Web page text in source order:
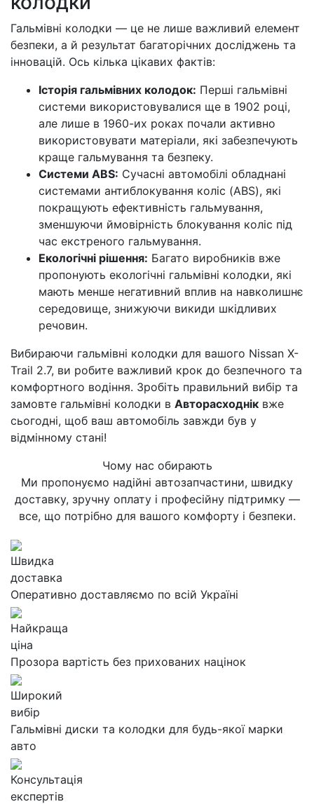
Гальмівні колодки — це не лише важливий елемент
безпеки, а й результат багаторічних досліджень та
інновацій. Ось кілька цікавих фактів:
Історія гальмівних колодок: Перші гальмівні
системи використовувалися ще в 1902 році,
але лише в 1960-их роках почали активно
використовувати матеріали, які забезпечують
краще гальмування та безпеку.
Системи ABS: Сучасні автомобілі обладнані
системами антиблокування коліс (ABS), які
покращують ефективність гальмування,
зменшуючи ймовірність блокування коліс під
час екстреного гальмування.
Екологічні рішення: Багато виробників вже
пропонують екологічні гальмівні колодки, які
мають менше негативний вплив на навколишнє
середовище, знижуючи викиди шкідливих
речовин.
Вибираючи гальмівні колодки для вашого Nissan X-
Trail 2.7, ви робите важливий крок до безпечного та
комфортного водіння. Зробіть правильний вибір та
замовте гальмівні колодки в Авторасходнік вже
сьогодні, щоб ваш автомобіль завжди був у
відмінному стані!
Чому нас обирають
Ми пропонуємо надійні автозапчастини, швидку
доставку, зручну оплату і професійну підтримку —
все, що потрібно для вашого комфорту і безпеки.
Швидка
доставка
Оперативно доставляємо по всій Україні
Найкраща
ціна
Прозора вартість без прихованих націнок
Широкий
вибір
Гальмівні диски та колодки для будь-якої марки
авто
Консультація
експертів